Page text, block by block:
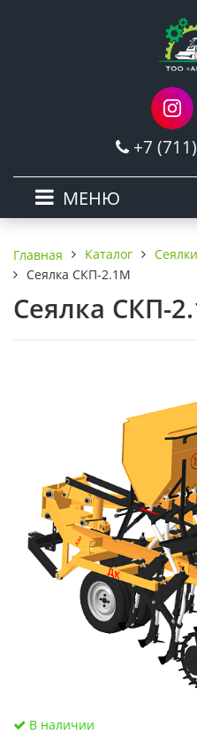
+7
МЕНЮ
Главная Каталог
Сеялка СКП-2.1М
Сеялка СКП-
В наличии